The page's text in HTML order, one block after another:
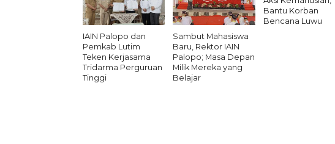
IAIN Palopo dan
Pemkab Lutim
Teken Kerjasama
Tridarma Perguruan
Tinggi
Sambut Mahasiswa
Baru, Rektor IAIN
Palopo; Masa Depan
Milik Mereka yang
Belajar
Bantu Korban
Bencana Luwu